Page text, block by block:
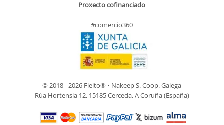
Proxecto cofinanciado
#comercio360
© 2018 - 2026 Fieito® • Nakeep S. Coop. Galega
Rúa Hortensia 12, 15185 Cerceda, A Coruña (España)